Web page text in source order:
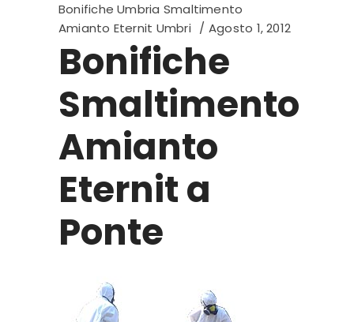
Bonifiche Umbria Smaltimento
Amianto Eternit Umbri
Agosto 1, 2012
Bonifiche
Smaltimento
Amianto
Eternit a
Ponte